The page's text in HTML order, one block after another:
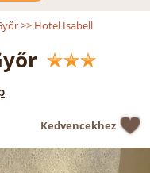
>> Hotel Isabell
Kedvencekhez